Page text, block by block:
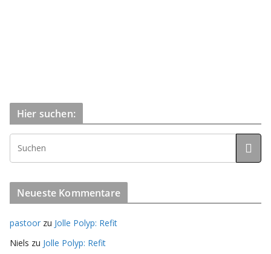
Hier suchen:
Neueste Kommentare
pastoor zu Jolle Polyp: Refit
Niels zu Jolle Polyp: Refit